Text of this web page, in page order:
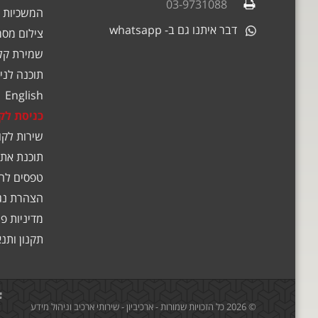
צילום
שמירת
תוכנה
English
כניסת
שירות
תוכנת
טפסים
הצהרת
מדיניות
תקנון
03-9731088
דבר איתנו גם ב- whatsapp
© 2026 כל הזכויות שמורות - ארכיביון - שירותי ארכיב וניהול מידע